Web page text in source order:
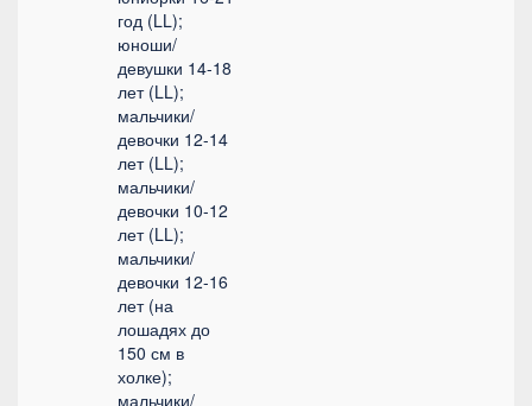
год (LL);
юноши/
девушки 14-18
лет (LL);
мальчики/
девочки 12-14
лет (LL);
мальчики/
девочки 10-12
лет (LL);
мальчики/
девочки 12-16
лет (на
лошадях до
150 см в
холке);
мальчики/